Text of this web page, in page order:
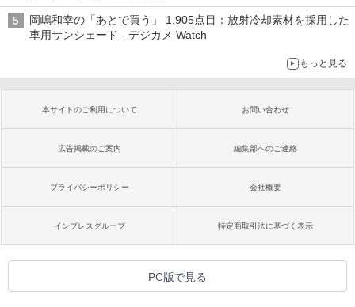
岡嶋和幸の「あとで買う」 1,905点目：放射冷却素材を採用した
車用サンシェード - デジカメ Watch
もっと見る
本サイトのご利用について お問い合わせ
広告掲載のご案内 編集部へのご連絡
プライバシーポリシー 会社概要
インプレスグループ 特定商取引法に基づく表示
PC版で見る